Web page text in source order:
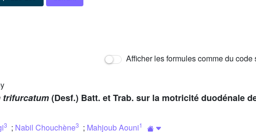
Afficher les formules comme du code
trifurcatum(Desf.) Batt. et Trab. sur la motricité duodénale
3 ; Nabil Chouchène3 ; Mahjoub Aouni1